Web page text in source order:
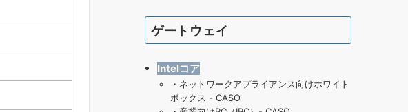
ゲートウェイ
Intelコア
・ ネットワークアプライアンス向けホワイト
ボックス - CASO